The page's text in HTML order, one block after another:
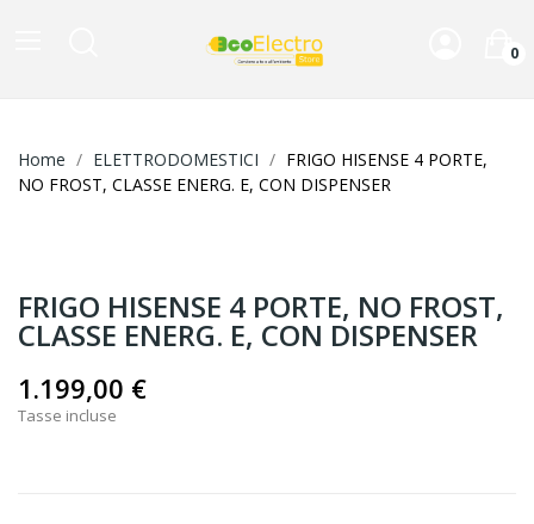
0
Home ELETTRODOMESTICI
FRIGO HISENSE 4 PORTE,
NO FROST, CLASSE ENERG. E, CON DISPENSER
FRIGO HISENSE 4 PORTE, NO FROST,
CLASSE ENERG. E, CON DISPENSER
1.199,00 €
Tasse incluse